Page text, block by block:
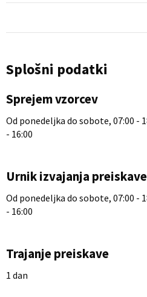
Splošni podatki
Sprejem vzorcev
Od ponedeljka do sobote, 07:00 -
- 16:00
Urnik izvajanja preiskave
Od ponedeljka do sobote, 07:00 -
- 16:00
Trajanje preiskave
1 dan